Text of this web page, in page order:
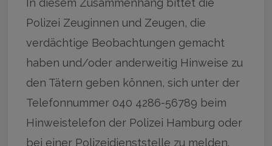
In diesem Zusammenhang bittet die
Polizei Zeuginnen und Zeugen, die
verdächtige Beobachtungen gemacht
haben und/oder anderweitig Hinweise zu
den Tätern geben können, sich unter der
Telefonnummer 040 4286-56789 beim
Hinweistelefon der Polizei Hamburg oder
bei einer Polizeidienststelle zu melden.